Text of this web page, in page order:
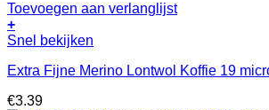
Toevoegen aan verlanglijst
+
Snel bekijken
Extra Fijne Merino Lontwol Koffie 19
€3.39